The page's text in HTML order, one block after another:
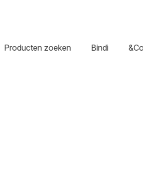
Producten zoeken Bindi &Co